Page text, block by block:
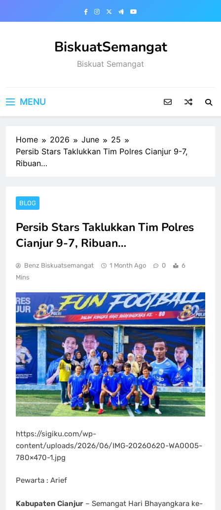
BiskuatSemangat
Biskuat Semangat
MENU
Home 2026 June
25
Persib Stars Taklukkan Tim Polres Cianjur 9-7,
Ribuan…
BLOG
Persib Stars Taklukkan Tim Polres
Cianjur 9-7, Ribuan…
Benz Biskuatsemangat 1 Month Ago 0
6
Mins
https://sigiku.com/wp-
content/uploads/2026/06/IMG-20260620-WA0005-
780×470-1.jpg
Pewarta : Arief
Kabupaten Cianjur – Semangat Hari Bhayangkara ke-